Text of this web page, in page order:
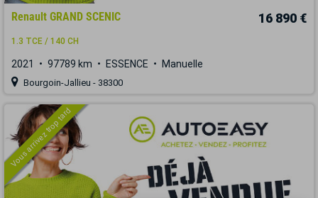
Renault GRAND SCENIC 16 890 €
1.3 TCE / 140 CH
2021 97789 km ESSENCE Manuelle
Bourgoin-Jallieu - 38300
Vous arrivez trop tard